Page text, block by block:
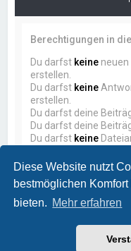
Diese Website nutzt
bestmöglichen
bieten. Mehr erfahren
Berechtigungen in
Du darfst keine
erstellen.
Du darfst keine
erstellen.
Du darfst deine
Du darfst deine
Du darfst keine